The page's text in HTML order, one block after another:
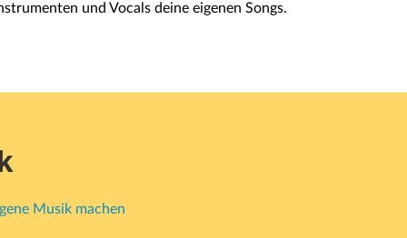
und Vocals deine eigenen Songs.
Musik machen